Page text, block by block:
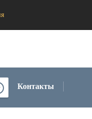
Контакты